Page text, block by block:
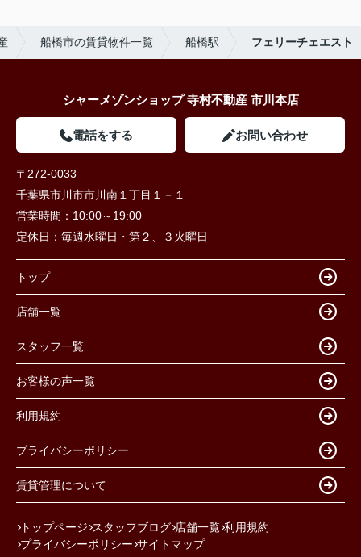
船橋市の賃貸物件一覧 船橋駅 フェリーチェエスト
シャーメゾンショップ 寺村不動産 市川本店
電話をする お問い合わせ
〒272-0033
千葉県市川市市川南１丁目１－１
営業時間： 10:00～19:00
定休日： 毎週水曜日・第２、３火曜日
トップ
店舗一覧
スタッフ一覧
お客様の声一覧
利用規約
プライバシーポリシー
賃貸管理について
トップページ スタッフブログ 店舗一覧 利用規約
プライバシーポリシー サイトマップ